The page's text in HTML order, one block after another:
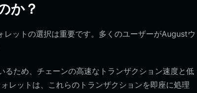
か？
ットの選択は重要です。多くのユーザーがAugustウ
ため、チェーンの高速なトランザクション速度と低
レットは、これらのトランザクションを即座に処理